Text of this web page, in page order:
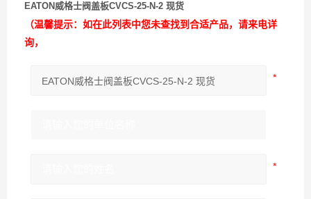
EATON威格士阀盖板CVCS-25-N-2 现货
（温馨提示：如在此列表中您未查找到合适产品，请来电详
询，